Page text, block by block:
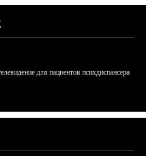
для пациентов психдиспансера